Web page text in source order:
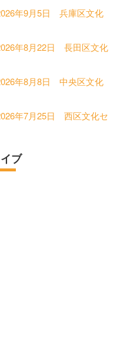
年9月5日 兵庫区文化
年8月22日 長田区文化
年8月8日 中央区文化
年7月25日 西区文化セ
ブ